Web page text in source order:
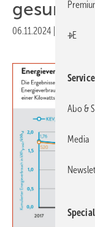
gesunken
06.11.2024 +E
Abo &
Media